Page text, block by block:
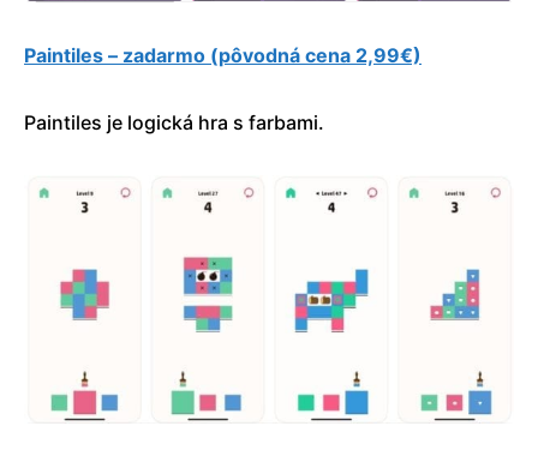
Paintiles – zadarmo (pôvodná cena 2,99€)
Paintiles je logická hra s farbami.